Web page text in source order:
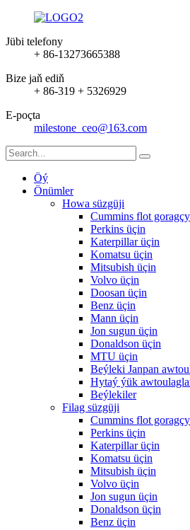
Jübi telefony
+ 86-13273665388
Bize jaň ediň
+ 86-319 + 5326929
E-poçta
milestone_ceo@163.com
Öý
Önümler
Howa süzgüji
Cummins flot
Perkins üçin
Katerpillar üçin
Komatsu üçin
Mitsubish üçin
Volvo üçin
Doosan üçin
Benz üçin
Mann üçin
Jon sugun üçin
Donaldson üçin
MTU üçin
Beýleki Janpan
Hytaý ýük
Beýlekiler
Filag süzgüji
Cummins flot
Perkins üçin
Katerpillar üçin
Komatsu üçin
Mitsubish üçin
Volvo üçin
Jon sugun üçin
Donaldson üçin
Benz üçin